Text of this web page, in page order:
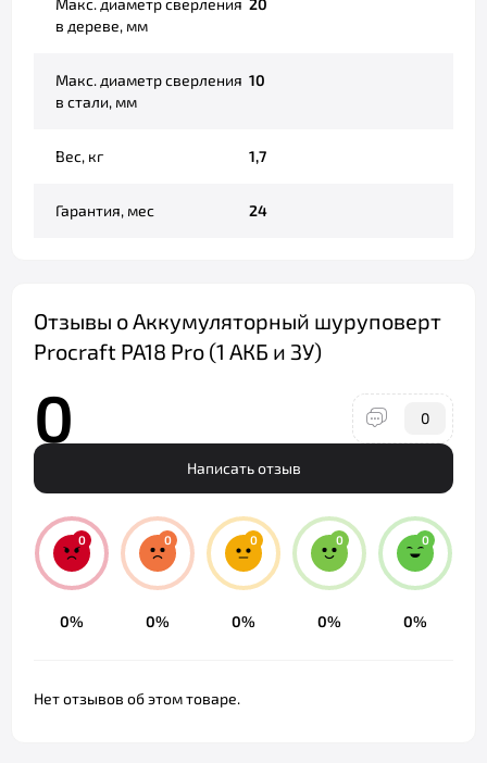
в дереве, мм
Макс. диаметр сверления
в стали, мм
10
Вес, кг 1,7
Гарантия, мес 24
Отзывы о Аккумуляторный шуруповерт
Procraft PA18 Pro (1 АКБ и ЗУ)
0 0
Написать отзыв
0
0%
0
0%
0
0%
0
0%
0
0%
Нет отзывов об этом товаре.